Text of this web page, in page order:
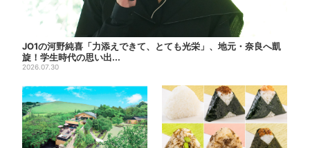
JO1の河野純喜「力添えできて、とても光栄」、地元・奈良へ凱
旋！学生時代の思い出...
2026.07.30